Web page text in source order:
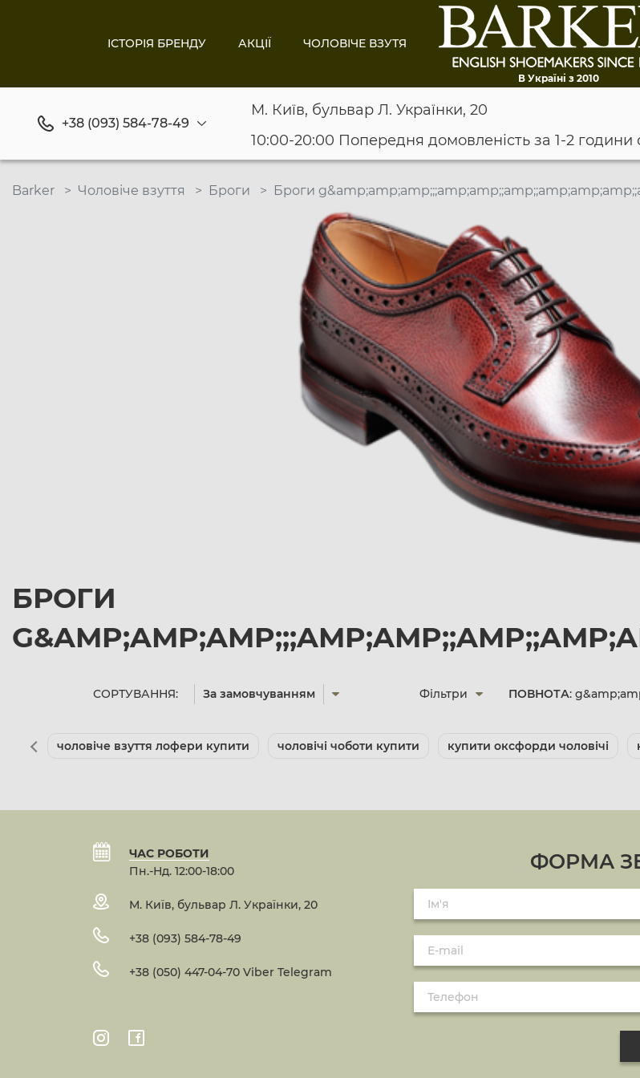
ІСТОРІЯ БРЕНДУ АКЦІЇ ЧОЛОВІЧЕ ВЗУТЯ
В Україні з 2010
+38 (093) 584-78-49
М. Київ, бульвар Л. Українки, 20
10:00-20:00 Попередня домовленість за 1-2 години
Barker Чоловіче взуття Броги Броги
БРОГИ
СОРТУВАННЯ: За замовчуванням Фільтри ПОВНОТА:
чоловіче взуття лофери купити чоловічі чоботи купити купити оксфорди чоловічі
ЧАС РОБОТИ
Пн.-Нд. 12:00-18:00
М. Київ, бульвар Л. Українки, 20
+38 (093) 584-78-49
+38 (050) 447-04-70 Viber Telegram
ФОРМА